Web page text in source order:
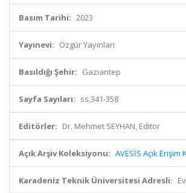
Basım Tarihi: 2023
Yayınevi: Özgür Yayınları
Basıldığı Şehir: Gaziantep
Sayfa Sayıları: ss.341-358
Editörler: Dr. Mehmet SEYHAN, Editör
Açık Arşiv Koleksiyonu: AVESİS Açık
Karadeniz Teknik Üniversitesi Adresli: